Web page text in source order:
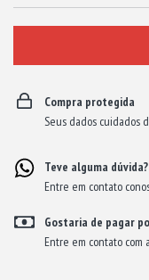
Compra protegida
Seus dados cuidados
Teve alguma dúvida?
Entre em contato
Gostaria de pagar
Entre em contato com